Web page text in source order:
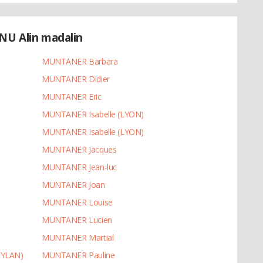
Alin madalin
MUNTANER Barbara
MUNTANER Didier
MUNTANER Eric
MUNTANER Isabelle (LYON)
MUNTANER Isabelle (LYON)
MUNTANER Jacques
MUNTANER Jean-luc
MUNTANER Joan
MUNTANER Louise
MUNTANER Lucien
MUNTANER Martial
MUNTANER Pauline